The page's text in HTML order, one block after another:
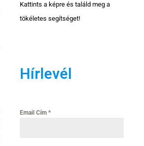
Kattints a képre és találd meg a
tökéletes segítséget!
Hírlevél
Email Cím *